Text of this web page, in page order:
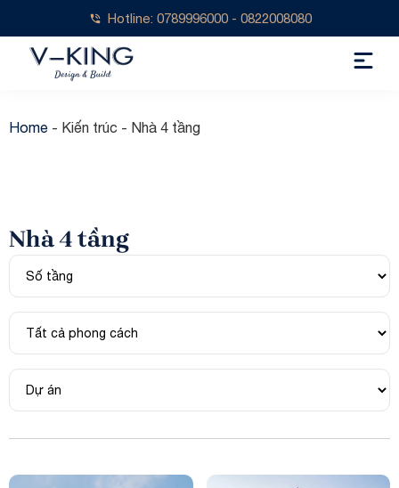
Hotline: 0789996000 - 0822008080
Home - Kiến trúc - Nhà 4 tầng
Nhà 4 tầng